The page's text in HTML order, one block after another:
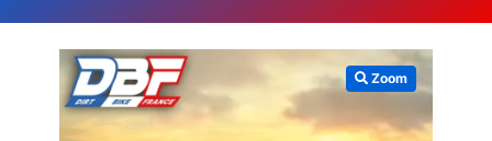
Zoom